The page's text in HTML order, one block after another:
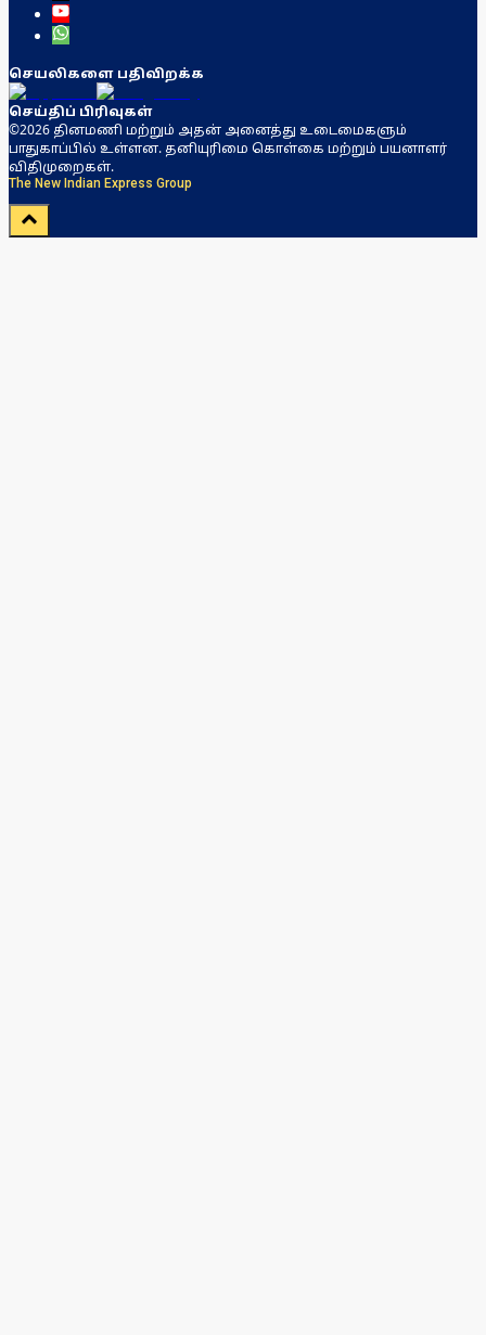
செயலிகளை பதிவிறக்க
செய்திப் பிரிவுகள்
©2026 தினமணி மற்றும் அதன் அனைத்து உடைமைகளும்
பாதுகாப்பில் உள்ளன. தனியுரிமை கொள்கை மற்றும் பயனாளர்
விதிமுறைகள்.
The New Indian Express Group